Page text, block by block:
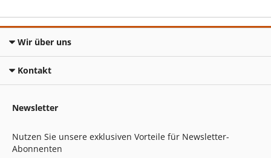
Wir über uns
Kontakt
Newsletter
Nutzen Sie unsere exklusiven Vorteile für Newsletter-
Abonnenten